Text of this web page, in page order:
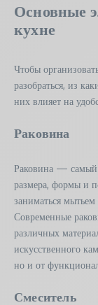
Основные
кухне
Чтобы
разобраться, из
них влияет на
Раковина
Раковина — самый
размера, формы и
заниматься
Современные
различных
искусственного
но и от
Смеситель